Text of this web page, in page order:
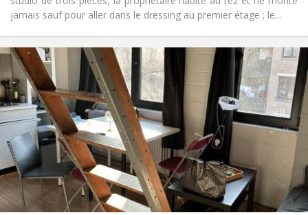
jamais sauf pour aller dans le dressing au premier étage ; le...
Praktische Informatie
Huur:
875 € (438 €/pers.)
Kosten:
100 € (50 €/pers.)
Duur:
12 maanden
Domiciliëring:
Met voorwaarden
Inrichting
Badkamer:
Privaat
Keuken:
Privé (aparte kamer)
Oppervlakte:
50 m
2
Private kamers:
4